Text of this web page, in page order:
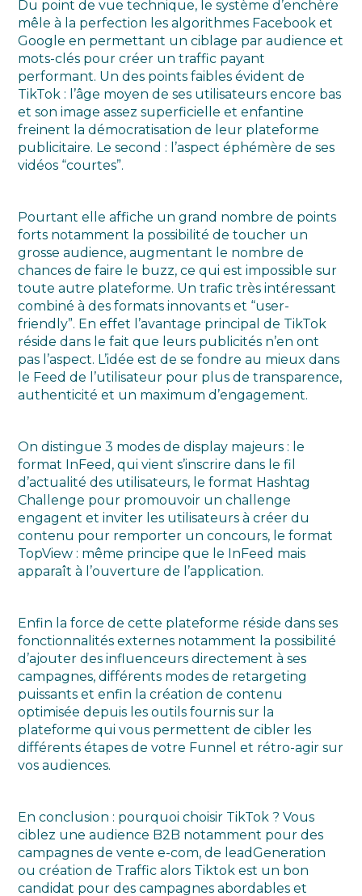
Du point de vue technique, le système d’enchère
mêle à la perfection les algorithmes Facebook et
Google en permettant un ciblage par audience et
mots-clés pour créer un traffic payant
performant. Un des points faibles évident de
TikTok : l’âge moyen de ses utilisateurs encore bas
et son image assez superficielle et enfantine
freinent la démocratisation de leur plateforme
publicitaire. Le second : l’aspect éphémère de ses
vidéos “courtes”.
Pourtant elle affiche un grand nombre de points
forts notamment la possibilité de toucher un
grosse audience, augmentant le nombre de
chances de faire le buzz, ce qui est impossible sur
toute autre plateforme. Un trafic très intéressant
combiné à des formats innovants et “user-
friendly”. En effet l’avantage principal de TikTok
réside dans le fait que leurs publicités n’en ont
pas l’aspect. L’idée est de se fondre au mieux dans
le Feed de l’utilisateur pour plus de transparence,
authenticité et un maximum d’engagement.
On distingue 3 modes de display majeurs : le
format InFeed, qui vient s’inscrire dans le fil
d’actualité des utilisateurs, le format Hashtag
Challenge pour promouvoir un challenge
engagent et inviter les utilisateurs à créer du
contenu pour remporter un concours, le format
TopView : même principe que le InFeed mais
apparaît à l’ouverture de l’application.
Enfin la force de cette plateforme réside dans ses
fonctionnalités externes notamment la possibilité
d’ajouter des influenceurs directement à ses
campagnes, différents modes de retargeting
puissants et enfin la création de contenu
optimisée depuis les outils fournis sur la
plateforme qui vous permettent de cibler les
différents étapes de votre Funnel et rétro-agir sur
vos audiences.
En conclusion : pourquoi choisir TikTok ? Vous
ciblez une audience B2B notamment pour des
campagnes de vente e-com, de leadGeneration
ou création de Traffic alors Tiktok est un bon
candidat pour des campagnes abordables et